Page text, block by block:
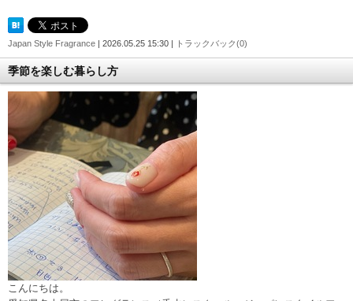
Japan Style Fragrance | 2026.05.25 15:30 | トラックバック(0)
季節を楽しむ暮らし方
こんにちは。